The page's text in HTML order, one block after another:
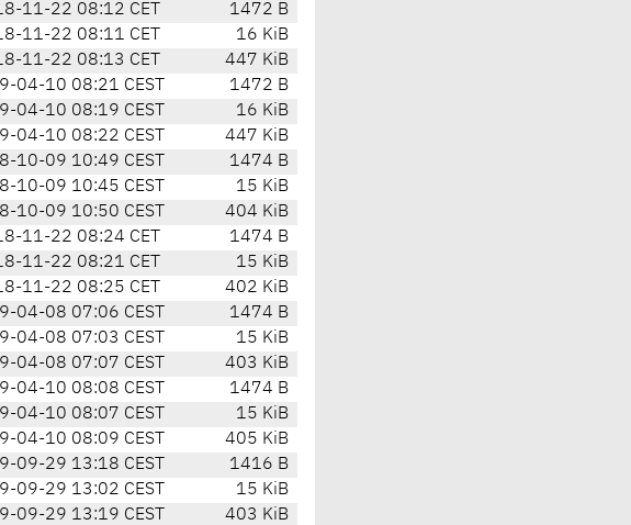
11-22 08:12 CET
1472 B
11-22 08:11 CET
16 KiB
11-22 08:13 CET
447 KiB
04-10 08:21 CEST
1472 B
04-10 08:19 CEST
16 KiB
04-10 08:22 CEST
447 KiB
10-09 10:49 CEST
1474 B
10-09 10:45 CEST
15 KiB
10-09 10:50 CEST
404 KiB
11-22 08:24 CET
1474 B
11-22 08:21 CET
15 KiB
11-22 08:25 CET
402 KiB
04-08 07:06 CEST
1474 B
04-08 07:03 CEST
15 KiB
04-08 07:07 CEST
403 KiB
04-10 08:08 CEST
1474 B
04-10 08:07 CEST
15 KiB
04-10 08:09 CEST
405 KiB
09-29 13:18 CEST
1416 B
09-29 13:02 CEST
15 KiB
09-29 13:19 CEST
403 KiB